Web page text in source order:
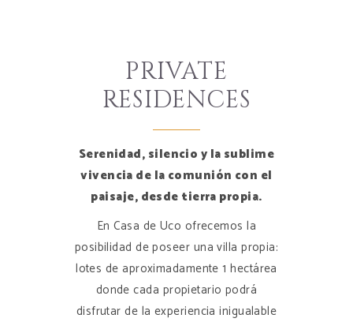
PRIVATE
RESIDENCES
Serenidad, silencio y la sublime
vivencia de la comunión con el
paisaje, desde tierra propia.
En Casa de Uco ofrecemos la
posibilidad de poseer una villa propia:
lotes de aproximadamente 1 hectárea
donde cada propietario podrá
disfrutar de la experiencia inigualable